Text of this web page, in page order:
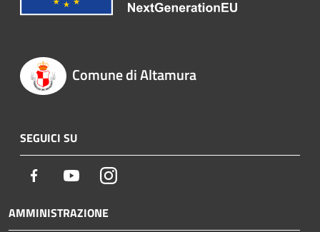
Comune di Altamura
SEGUICI SU
Facebook YoutubeInstagram
AMMINISTRAZIONE